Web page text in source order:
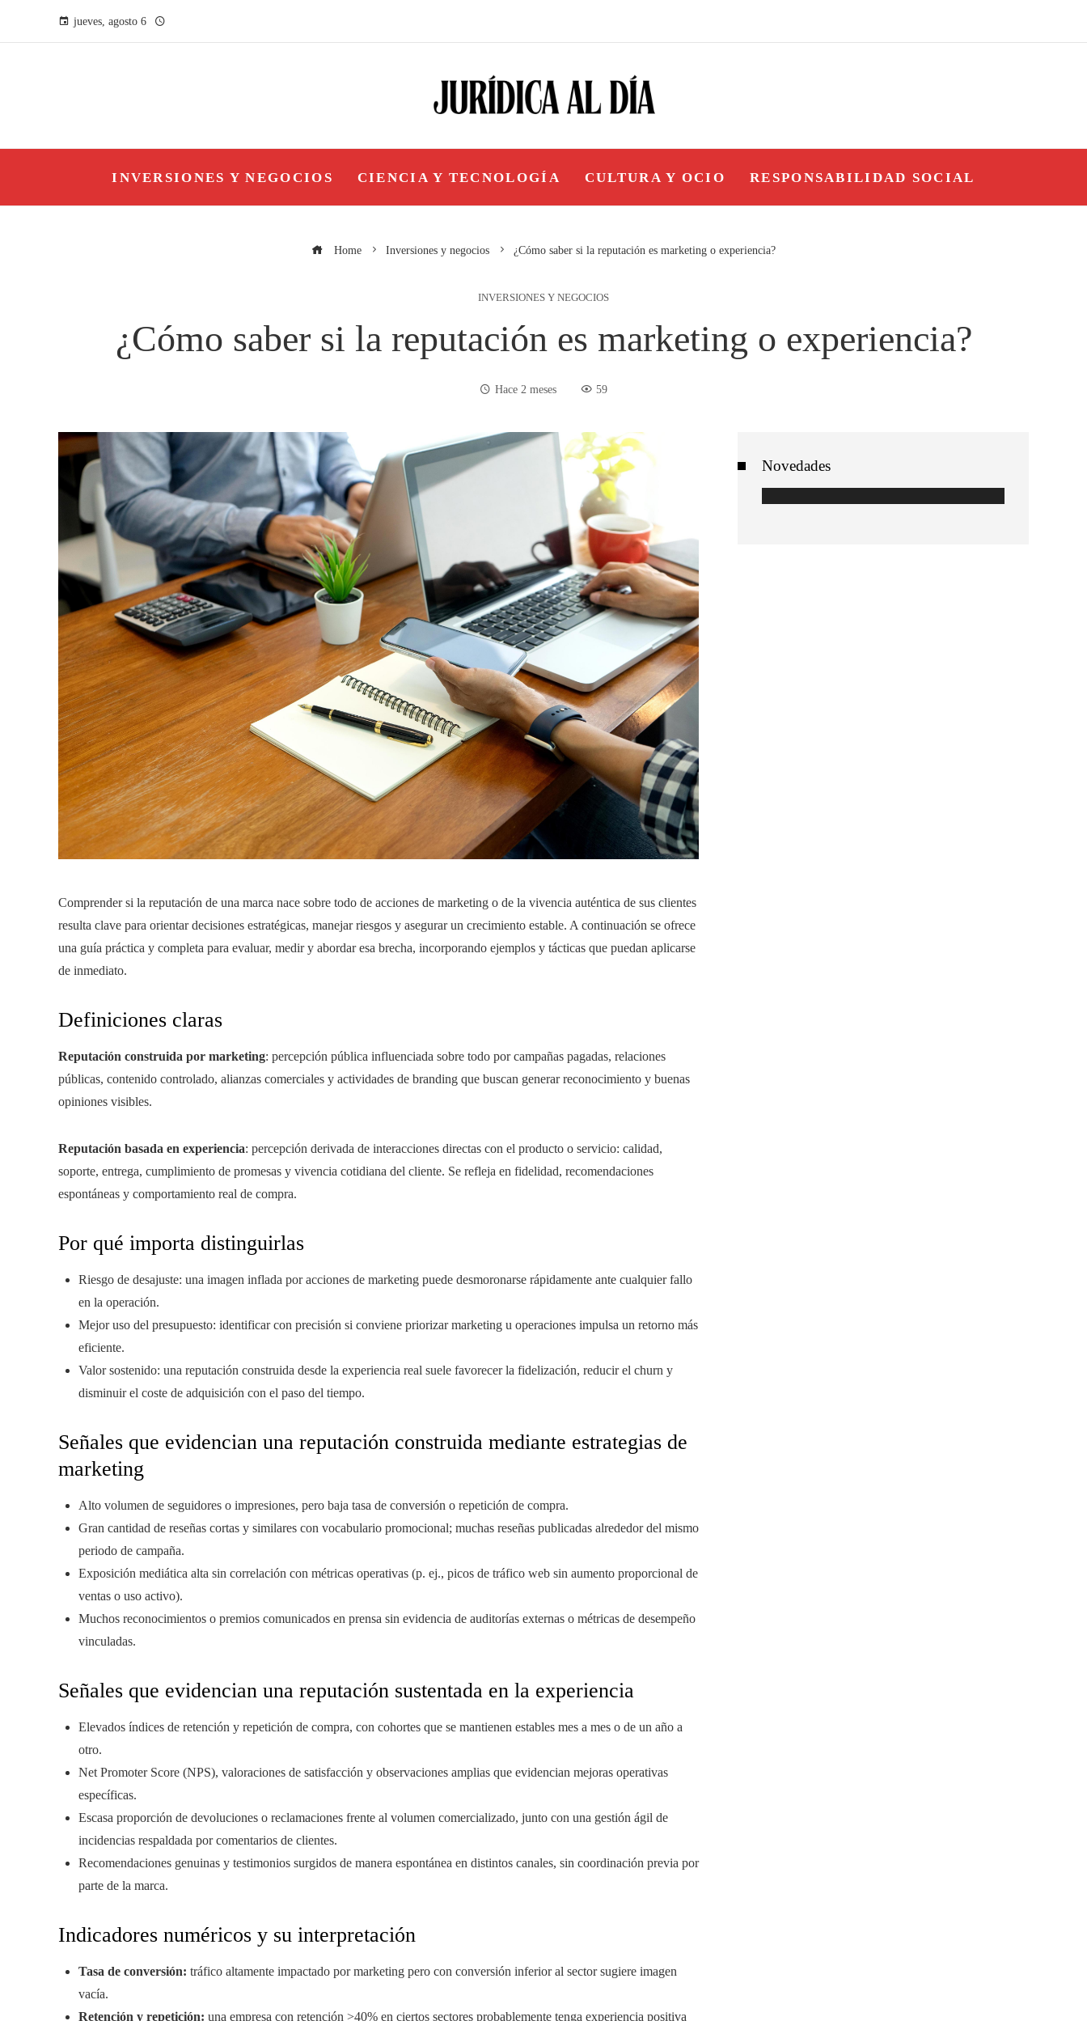
jueves, agosto 6
INVERSIONES Y NEGOCIOS CIENCIA Y TECNOLOGÍA CULTURA Y OCIO RESPONSABILIDAD SOCIAL
Home Inversiones y negocios ¿Cómo saber si la reputación es marketing o experiencia?
INVERSIONES Y NEGOCIOS
¿Cómo saber si la reputación es marketing o experiencia?
Hace 2 meses 59
Comprender si la reputación de una marca nace sobre todo de acciones de marketing o de la vivencia auténtica de sus clientes
resulta clave para orientar decisiones estratégicas, manejar riesgos y asegurar un crecimiento estable. A continuación se ofrece
una guía práctica y completa para evaluar, medir y abordar esa brecha, incorporando ejemplos y tácticas que puedan aplicarse
de inmediato.
Definiciones claras
Reputación construida por marketing: percepción pública influenciada sobre todo por campañas pagadas, relaciones
públicas, contenido controlado, alianzas comerciales y actividades de branding que buscan generar reconocimiento y buenas
opiniones visibles.
Reputación basada en experiencia: percepción derivada de interacciones directas con el producto o servicio: calidad,
soporte, entrega, cumplimiento de promesas y vivencia cotidiana del cliente. Se refleja en fidelidad, recomendaciones
espontáneas y comportamiento real de compra.
Por qué importa distinguirlas
Riesgo de desajuste: una imagen inflada por acciones de marketing puede desmoronarse rápidamente ante cualquier fallo
en la operación.
Mejor uso del presupuesto: identificar con precisión si conviene priorizar marketing u operaciones impulsa un retorno más
eficiente.
Valor sostenido: una reputación construida desde la experiencia real suele favorecer la fidelización, reducir el churn y
disminuir el coste de adquisición con el paso del tiempo.
Señales que evidencian una reputación construida mediante estrategias de
marketing
Alto volumen de seguidores o impresiones, pero baja tasa de conversión o repetición de compra.
Gran cantidad de reseñas cortas y similares con vocabulario promocional; muchas reseñas publicadas alrededor del mismo
periodo de campaña.
Exposición mediática alta sin correlación con métricas operativas (p. ej., picos de tráfico web sin aumento proporcional de
ventas o uso activo).
Muchos reconocimientos o premios comunicados en prensa sin evidencia de auditorías externas o métricas de desempeño
vinculadas.
Señales que evidencian una reputación sustentada en la experiencia
Elevados índices de retención y repetición de compra, con cohortes que se mantienen estables mes a mes o de un año a
otro.
Net Promoter Score (NPS), valoraciones de satisfacción y observaciones amplias que evidencian mejoras operativas
específicas.
Escasa proporción de devoluciones o reclamaciones frente al volumen comercializado, junto con una gestión ágil de
incidencias respaldada por comentarios de clientes.
Recomendaciones genuinas y testimonios surgidos de manera espontánea en distintos canales, sin coordinación previa por
parte de la marca.
Indicadores numéricos y su interpretación
Tasa de conversión: tráfico altamente impactado por marketing pero con conversión inferior al sector sugiere imagen
vacía.
Retención y repetición: una empresa con retención >40% en ciertos sectores probablemente tenga experiencia positiva
Novedades